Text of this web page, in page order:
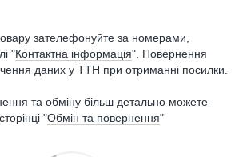
зателефонуйте за номерами,
"Контактна інформація". Повернення
даних у ТТН при отриманні посилки.
та обміну більш детально можете
"Обмін та повернення"